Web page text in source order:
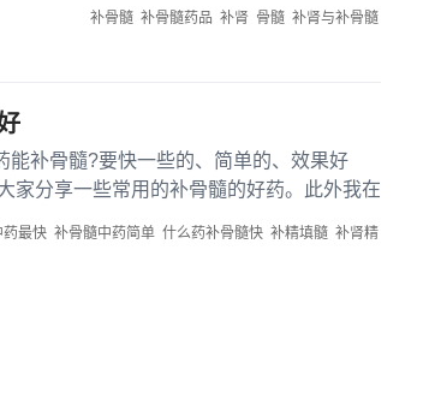
补骨髓 补骨髓药品 补肾 骨髓 补肾与补骨髓
能补骨髓?要快一些的、简单的、效果好
家分享一些常用的补骨髓的好药。此外我在
最快 补骨髓中药简单 什么药补骨髓快 补精填髓 补肾精